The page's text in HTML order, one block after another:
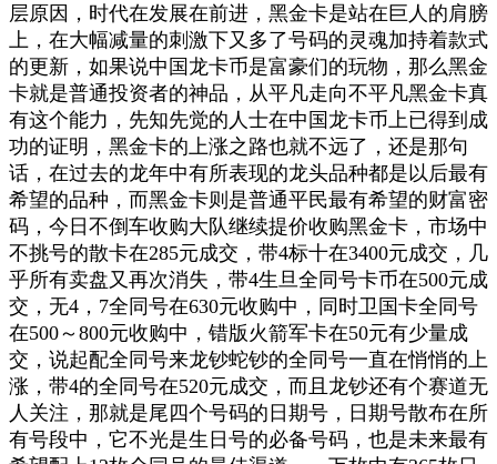
层原因，时代在发展在前进，黑金卡是站在巨人的肩膀
上，在大幅减量的刺激下又多了号码的灵魂加持着款式
的更新，如果说中国龙卡币是富豪们的玩物，那么黑金
卡就是普通投资者的神品，从平凡走向不平凡黑金卡真
有这个能力，先知先觉的人士在中国龙卡币上已得到成
功的证明，黑金卡的上涨之路也就不远了，还是那句
话，在过去的龙年中有所表现的龙头品种都是以后最有
希望的品种，而黑金卡则是普通平民最有希望的财富密
码，今日不倒车收购大队继续提价收购黑金卡，市场中
不挑号的散卡在285元成交，带4标十在3400元成交，几
乎所有卖盘又再次消失，带4生旦全同号卡币在500元成
交，无4，7全同号在630元收购中，同时卫国卡全同号
在500～800元收购中，错版火箭军卡在50元有少量成
交，说起配全同号来龙钞蛇钞的全同号一直在悄悄的上
涨，带4的全同号在520元成交，而且龙钞还有个赛道无
人关注，那就是尾四个号码的日期号，日期号散布在所
有号段中，它不光是生日号的必备号码，也是未来最有